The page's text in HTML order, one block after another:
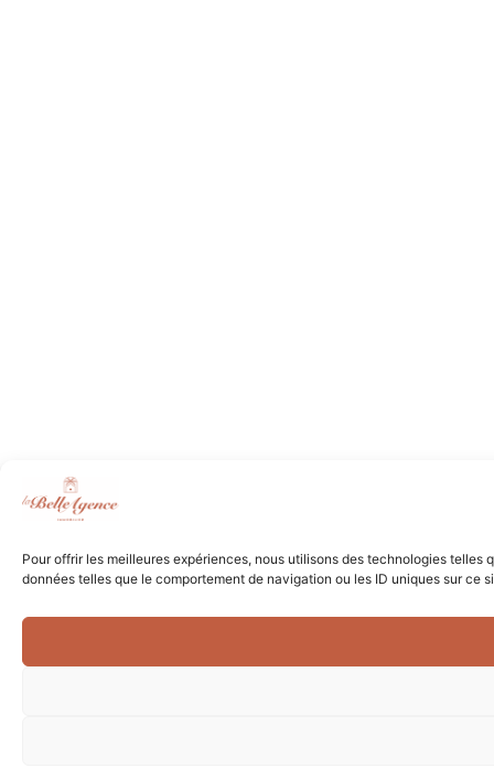
Pour offrir les meilleures expériences, nous utilisons des technologies
données telles que le comportement de navigation ou les ID uniques sur